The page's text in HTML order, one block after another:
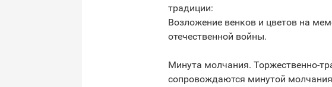
традиции:
Возложение венков и цветов на
отечественной войны.
Минута молчания. Торжественно-
сопровождаются минутой